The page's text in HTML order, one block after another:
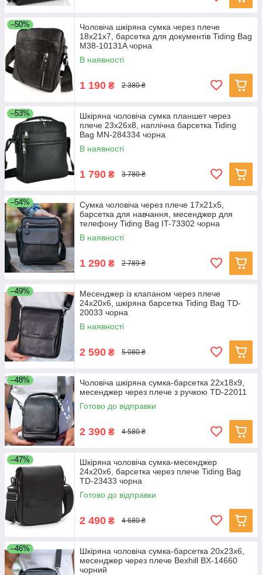
–50%
Чоловіча шкіряна сумка через плече
18х21х7, барсетка для документів Tiding Bag
M38-10131A чорна
В наявності
1 190 ₴ 2 380 ₴
–53%
Шкіряна чоловіча сумка планшет через
плече 23х26х8, наплічна барсетка Tiding
Bag MN-284334 чорна
В наявності
1 790 ₴ 3 780 ₴
–54%
Сумка чоловіча через плече 17х21х5,
барсетка для навчання, месенджер для
телефону Tiding Bag IT-73302 чорна
В наявності
1 290 ₴ 2 789 ₴
–49%
Месенджер із клапаном через плече
24х20х6, шкіряна барсетка Tiding Bag TD-
20033 чорна
В наявності
2 590 ₴ 5 080 ₴
–48%
Чоловіча шкіряна сумка-барсетка 22х18х9,
месенджер через плече з ручкою TD-22011
Готово до відправки
2 390 ₴ 4 580 ₴
–47%
Шкіряна чоловіча сумка-месенджер
24х20х6, барсетка через плече Tiding Bag
TD-23433 чорна
Готово до відправки
2 490 ₴ 4 680 ₴
–46%
Шкіряна чоловіча сумка-барсетка 20х23х6,
месенджер через плече Bexhill BX-14660
чорний